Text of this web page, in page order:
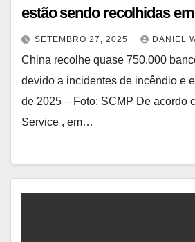
estão sendo recolhidas
SETEMBRO 27, 2025 DANIEL
China recolhe quase 750.000
devido a incidentes de incêndio e
de 2025 – Foto: SCMP De acordo
Service , em…